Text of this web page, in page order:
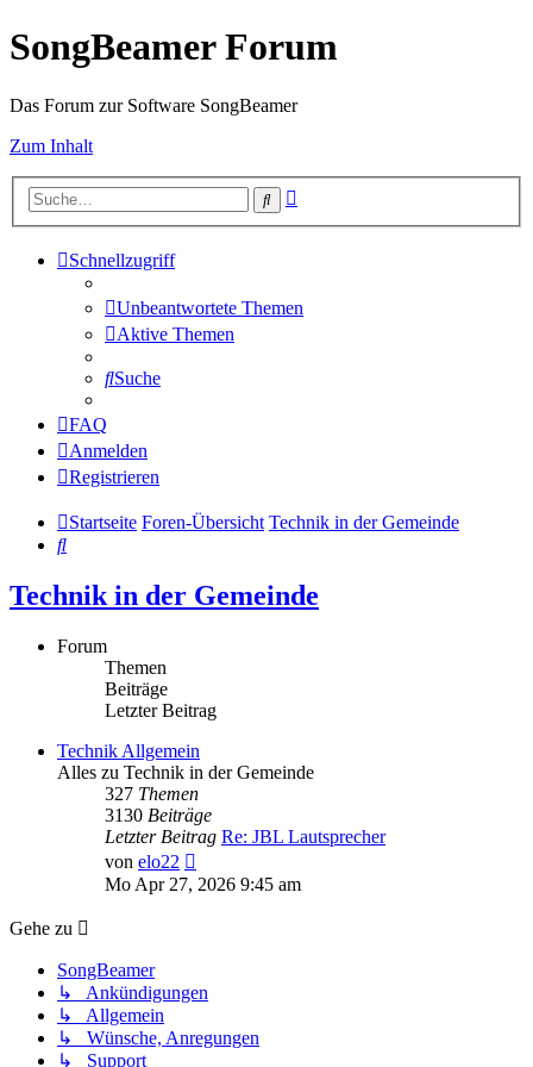
SongBeamer Forum
Das Forum zur Software SongBeamer
Zum Inhalt
Suche
Schnellzugriff
Unbeantwortete Themen
Aktive Themen
Suche
FAQ
Anmelden
Registrieren
Startseite Foren-Übersicht Technik in der Gemeinde
Suche
Technik in der Gemeinde
Forum
Themen
Beiträge
Letzter Beitrag
Technik Allgemein
Alles zu Technik in der Gemeinde
327 Themen
3130 Beiträge
Letzter Beitrag Re: JBL Lautsprecher
von elo22
Beitrag
Mo Apr 27, 2026 9:45 am
Gehe zu
SongBeamer
↳ Ankündigungen
↳ Allgemein
↳ Wünsche, Anregungen
↳ Support